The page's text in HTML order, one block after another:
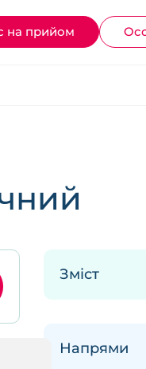
на прийом
Зміст
Напрями